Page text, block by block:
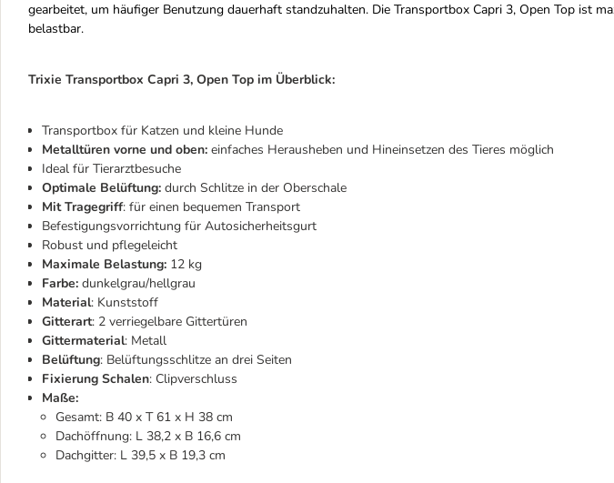
gearbeitet, um häufiger Benutzung dauerhaft standzuhalten. Die Transportbox Capri 3, Open Top ist
belastbar.
Trixie Transportbox Capri 3, Open Top im Überblick:
Transportbox für Katzen und kleine Hunde
Metalltüren vorne und oben: einfaches Herausheben und Hineinsetzen des Tieres möglich
Ideal für Tierarztbesuche
Optimale Belüftung: durch Schlitze in der Oberschale
Mit Tragegriff: für einen bequemen Transport
Befestigungsvorrichtung für Autosicherheitsgurt
Robust und pflegeleicht
Maximale Belastung: 12 kg
Farbe: dunkelgrau/hellgrau
Material: Kunststoff
Gitterart: 2 verriegelbare Gittertüren
Gittermaterial: Metall
Belüftung: Belüftungsschlitze an drei Seiten
Fixierung Schalen: Clipverschluss
Maße:
Gesamt: B 40 x T 61 x H 38 cm
Dachöffnung: L 38,2 x B 16,6 cm
Dachgitter: L 39,5 x B 19,3 cm